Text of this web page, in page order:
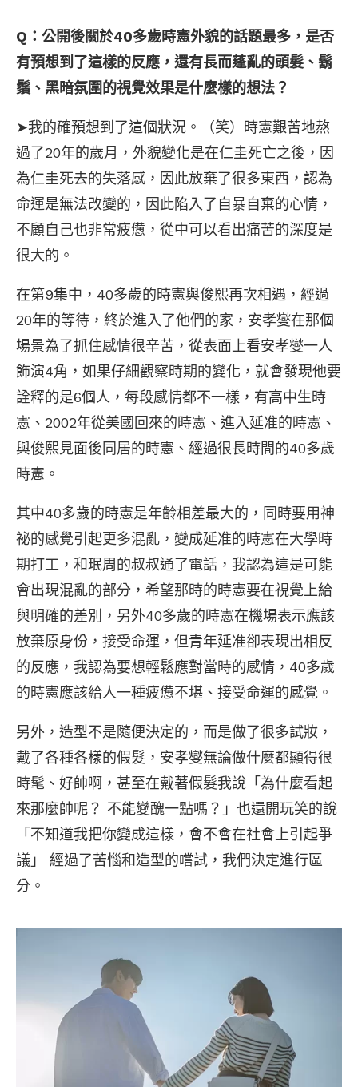
Q：公開後關於40多歲時憲外貌的話題最多，是否
有預想到了這樣的反應，還有長而蓬亂的頭髮、鬍
鬚、黑暗氛圍的視覺效果是什麼樣的想法？
➤我的確預想到了這個狀況。（笑）時憲艱苦地熬
過了20年的歲月，外貌變化是在仁圭死亡之後，因
為仁圭死去的失落感，因此放棄了很多東西，認為
命運是無法改變的，因此陷入了自暴自棄的心情，
不顧自己也非常疲憊，從中可以看出痛苦的深度是
很大的。
在第9集中，40多歲的時憲與俊熙再次相遇，經過
20年的等待，終於進入了他們的家，安孝燮在那個
場景為了抓住感情很辛苦，從表面上看安孝燮一人
飾演4角，如果仔細觀察時期的變化，就會發現他要
詮釋的是6個人，每段感情都不一樣，有高中生時
憲、2002年從美國回來的時憲、進入延准的時憲、
與俊熙見面後同居的時憲、經過很長時間的40多歲
時憲。
其中40多歲的時憲是年齡相差最大的，同時要用神
祕的感覺引起更多混亂，變成延准的時憲在大學時
期打工，和珉周的叔叔通了電話，我認為這是可能
會出現混亂的部分，希望那時的時憲要在視覺上給
與明確的差別，另外40多歲的時憲在機場表示應該
放棄原身份，接受命運，但青年延准卻表現出相反
的反應，我認為要想輕鬆應對當時的感情，40多歲
的時憲應該給人一種疲憊不堪、接受命運的感覺。
另外，造型不是隨便決定的，而是做了很多試妝，
戴了各種各樣的假髮，安孝燮無論做什麼都顯得很
時髦、好帥啊，甚至在戴著假髮我說「為什麼看起
來那麼帥呢？ 不能變醜一點嗎？」也還開玩笑的說
「不知道我把你變成這樣，會不會在社會上引起爭
議」 經過了苦惱和造型的嚐試，我們決定進行區
分。